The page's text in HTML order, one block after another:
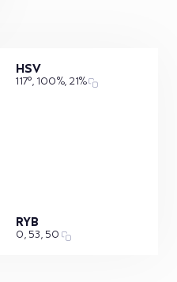
HSV
117°, 100%, 21%
RYB
0, 53, 50